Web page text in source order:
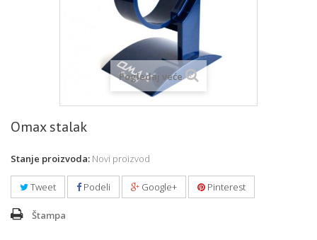
Pogledaj veće
Omax stalak
Stanje proizvoda: Novi proizvod
Tweet Podeli Google+ Pinterest
Štampa